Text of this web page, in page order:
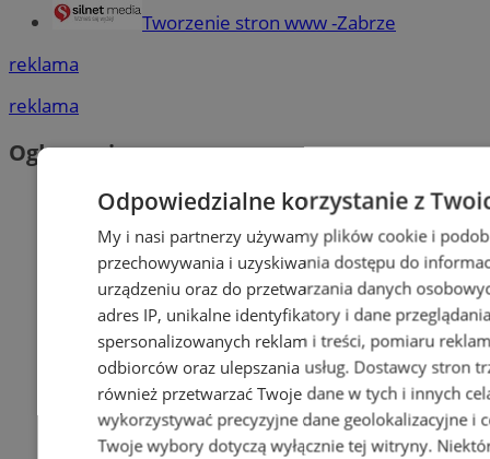
Tworzenie stron www -Zabrze
reklama
reklama
Ogłoszenia
Odpowiedzialne korzystanie z
My i nasi partnerzy używamy plików cookie i
przechowywania i uzyskiwania dostępu do
urządzeniu oraz do przetwarzania danych
adres IP, unikalne identyfikatory i dane
spersonalizowanych reklam i treści, pomiaru
odbiorców oraz ulepszania usług. Dostawcy stron
również przetwarzać Twoje dane w tych i innych
wykorzystywać precyzyjne dane geolokalizacyjne i
Twoje wybory dotyczą wyłącznie tej witryny.